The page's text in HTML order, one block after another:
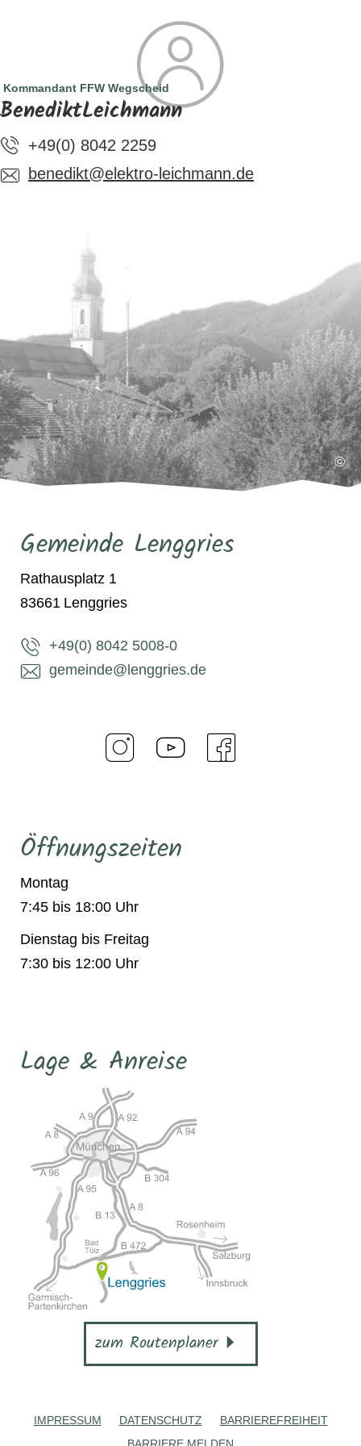
SUCHE
Kommandant FFW Wegscheid
BenediktLeichmann
+49(0) 8042 2259
benedikt@elektro-leichmann.de
©
Gemeinde Lenggries
Rathausplatz 1
83661 Lenggries
+49(0) 8042 5008-0
gemeinde@lenggries.de
Öffnungszeiten
Montag
7:45 bis 18:00 Uhr
Dienstag bis Freitag
7:30 bis 12:00 Uhr
Lage & Anreise
zum Routenplaner
IMPRESSUM DATENSCHUTZ
BARRIEREFREIHEIT
BARRIERE MELDEN